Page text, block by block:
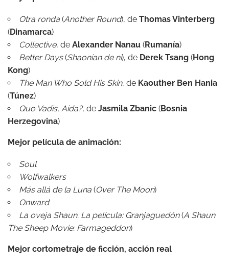
Otra ronda (Another Round), de Thomas Vinterberg
(Dinamarca)
Collective, de Alexander Nanau (Rumanía)
Better Days(Shaonian de ni), de Derek Tsang (Hong
Kong)
The Man Who Sold His Skin, de Kaouther Ben Hania
(Túnez)
Quo Vadis, Aida?, de Jasmila Zbanic (Bosnia
Herzegovina)
Mejor película de animación:
Soul
Wolfwalkers
Más allá de la Luna (Over The Moon)
Onward
La oveja Shaun. La película: Granjaguedón(A Shaun
The Sheep Movie: Farmageddon)
Mejor cortometraje de ficción, acción real